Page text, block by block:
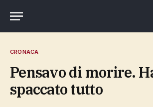
CRONACA
Pensavo di morire. Hanno
spaccato tutto